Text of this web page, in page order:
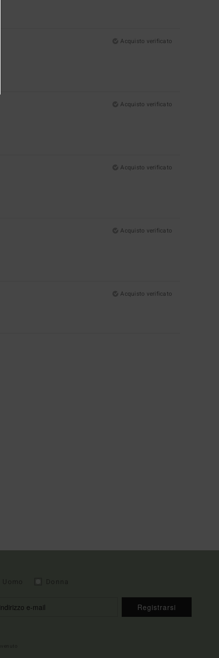
Acquisto verificato
Acquisto verificato
Acquisto verificato
Acquisto verificato
Acquisto verificato
Registrarsi